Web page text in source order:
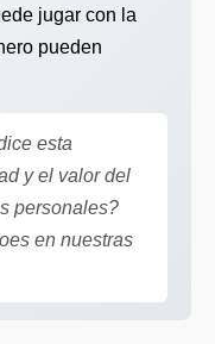
jugar con la
pueden
esta
y el valor del
personales?
en nuestras